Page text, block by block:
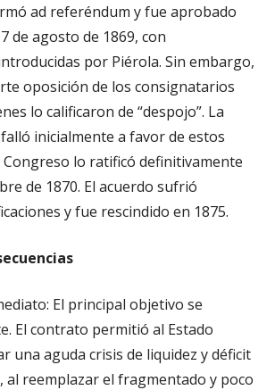
ad referéndum y fue aprobado
de agosto de 1869, con
por Piérola. Sin embargo,
oposición de los consignatarios
lo calificaron de “despojo”. La
inicialmente a favor de estos
lo ratificó definitivamente
de 1870. El acuerdo sufrió
y fue rescindido en 1875.
El principal objetivo se
El contrato permitió al Estado
una aguda crisis de liquidez y déficit
reemplazar el fragmentado y poco